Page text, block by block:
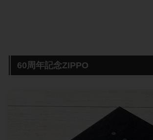
60周年記念ZIPPO